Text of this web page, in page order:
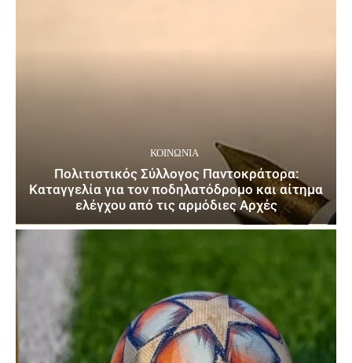
ΚΟΙΝΩΝΙΑ
Πολιτιστικός Σύλλογος Παντοκράτορα:
Καταγγελία για τον ποδηλατόδρομο και αίτημα
ελέγχου από τις αρμόδιες Αρχές